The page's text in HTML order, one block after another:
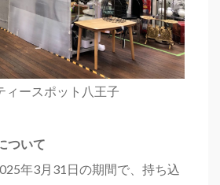
ィースポット八王子
ついて
年3月31日の期間で、持ち込